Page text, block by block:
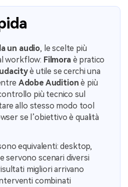
un audio, le scelte più
workflow: Filmoraè pratico
è utile se cerchi una
Adobe Audition è più
più tecnico sul
allo stesso modo tool
se l’obiettivo è qualità
equivalenti: desktop,
servono scenari diversi
migliori arrivano
combinati